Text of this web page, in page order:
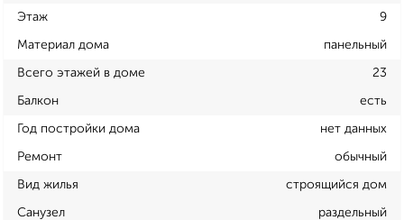
Этаж 9
Материал дома панельный
Всего этажей в доме 23
Балкон есть
Год постройки дома нет данных
Ремонт обычный
Вид жилья строящийся дом
Санузел раздельный